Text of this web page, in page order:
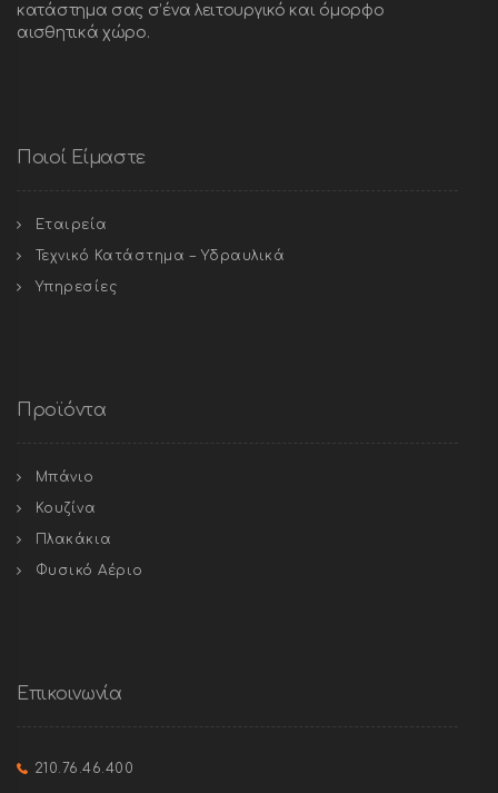
κατάστημα σας σ’ένα λειτουργικό και όμορφο
αισθητικά χώρο.
Ποιοί Είμαστε
Εταιρεία
Τεχνικό Κατάστημα – Υδραυλικά
Υπηρεσίες
Προϊόντα
Μπάνιο
Κουζίνα
Πλακάκια
Φυσικό Αέριο
Επικοινωνία
210.76.46.400